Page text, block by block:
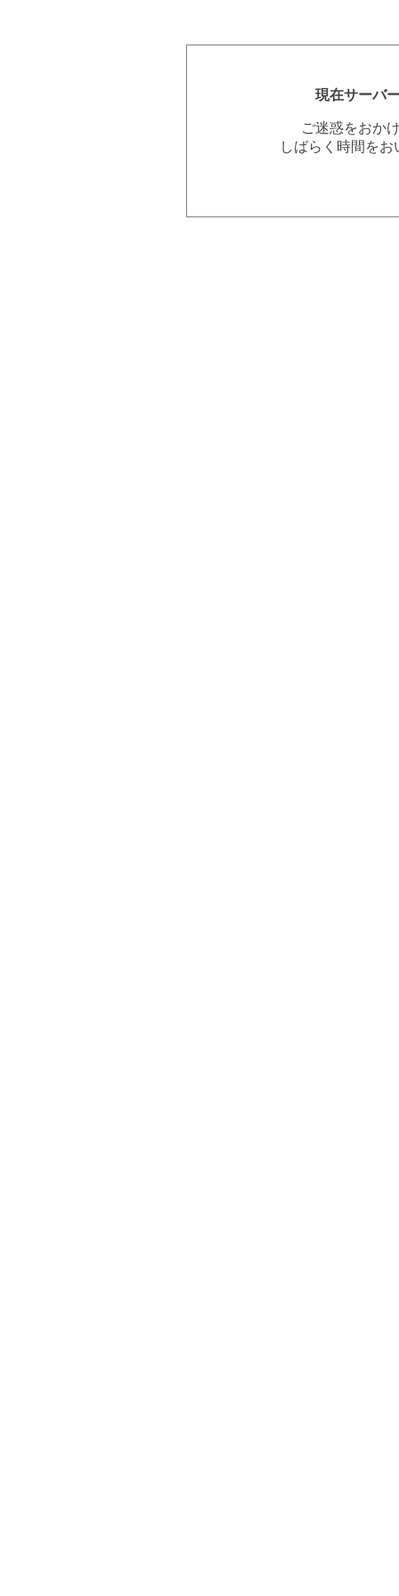
現在サーバ
ご迷惑をおか
しばらく時間を